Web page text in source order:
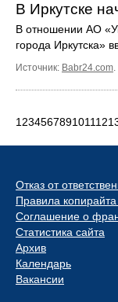
В Иркутске
В отношении АО
города Иркутска»
Источник: Babr24.com.
123456789101112
Отказ от
Правила
Соглашение о
Статистика сайта
Архив
Календарь
Вакансии